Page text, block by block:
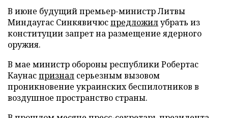
В июне будущий премьер-министр Литвы
Миндаугас Синкявичюспредложилубрать из
конституции запрет на размещение ядерного
оружия.
В мае министр обороны республики Робертас
Каунаспризнал серьезным вызовом
проникновение украинских беспилотников в
воздушное пространство страны.